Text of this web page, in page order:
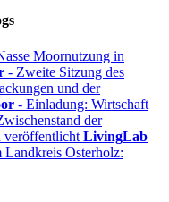
Moornutzung in
- Zweite Sitzung des
und der
- Einladung: Wirtschaft
der
veröffentlicht LivingLab
Osterholz: